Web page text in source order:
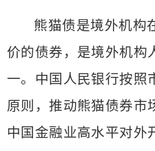
熊猫债是境外机构
价的债券，是境外机构
一。中国人民银行按照
原则，推动熊猫债券市
中国金融业高水平对外